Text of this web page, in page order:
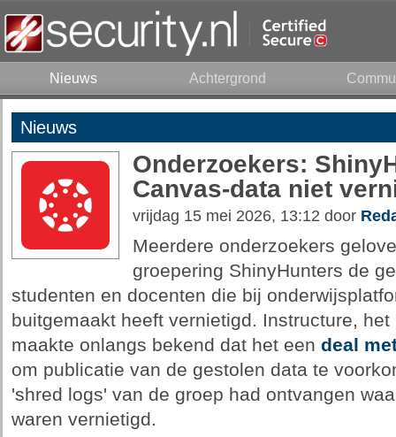
Nieuws Achtergrond
Nieuws
Onderzoekers:
Canvas-data niet
vrijdag 15 mei 2026, 13:12 door
Meerdere onderzoekers
groepering ShinyHunters de
studenten en docenten die bij
buitgemaakt heeft vernietigd. Instructure,
maakte onlangs bekend dat het een deal
om publicatie van de gestolen data te
'shred logs' van de groep had ontvangen
waren vernietigd.